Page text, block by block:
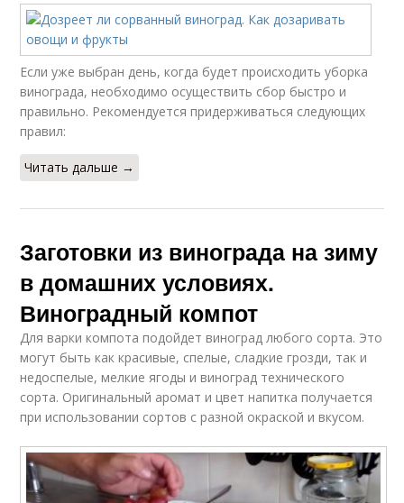
Если уже выбран день, когда будет происходить уборка
винограда, необходимо осуществить сбор быстро и
правильно. Рекомендуется придерживаться следующих
правил:
Читать дальше →
Заготовки из винограда на зиму
в домашних условиях.
Виноградный компот
Для варки компота подойдет виноград любого сорта. Это
могут быть как красивые, спелые, сладкие грозди, так и
недоспелые, мелкие ягоды и виноград технического
сорта. Оригинальный аромат и цвет напитка получается
при использовании сортов с разной окраской и вкусом.